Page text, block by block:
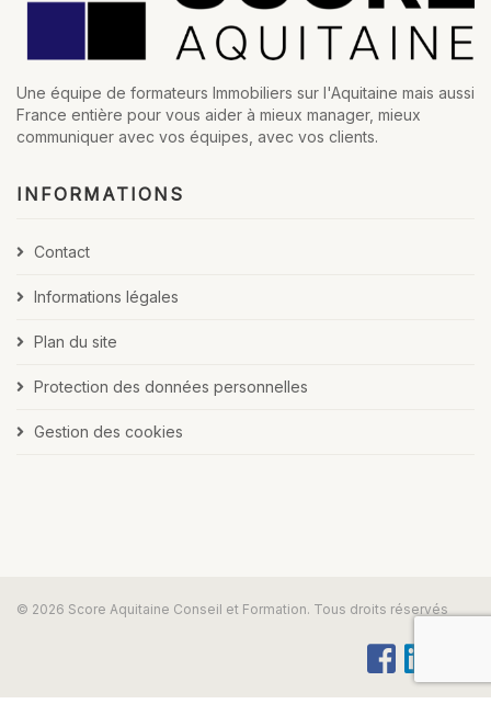
Une équipe de formateurs Immobiliers sur l'Aquitaine mais aussi
France entière pour vous aider à mieux manager, mieux
communiquer avec vos équipes, avec vos clients.
INFORMATIONS
Contact
Informations légales
Plan du site
Protection des données personnelles
Gestion des cookies
© 2026 Score Aquitaine Conseil et Formation. Tous droits réservés